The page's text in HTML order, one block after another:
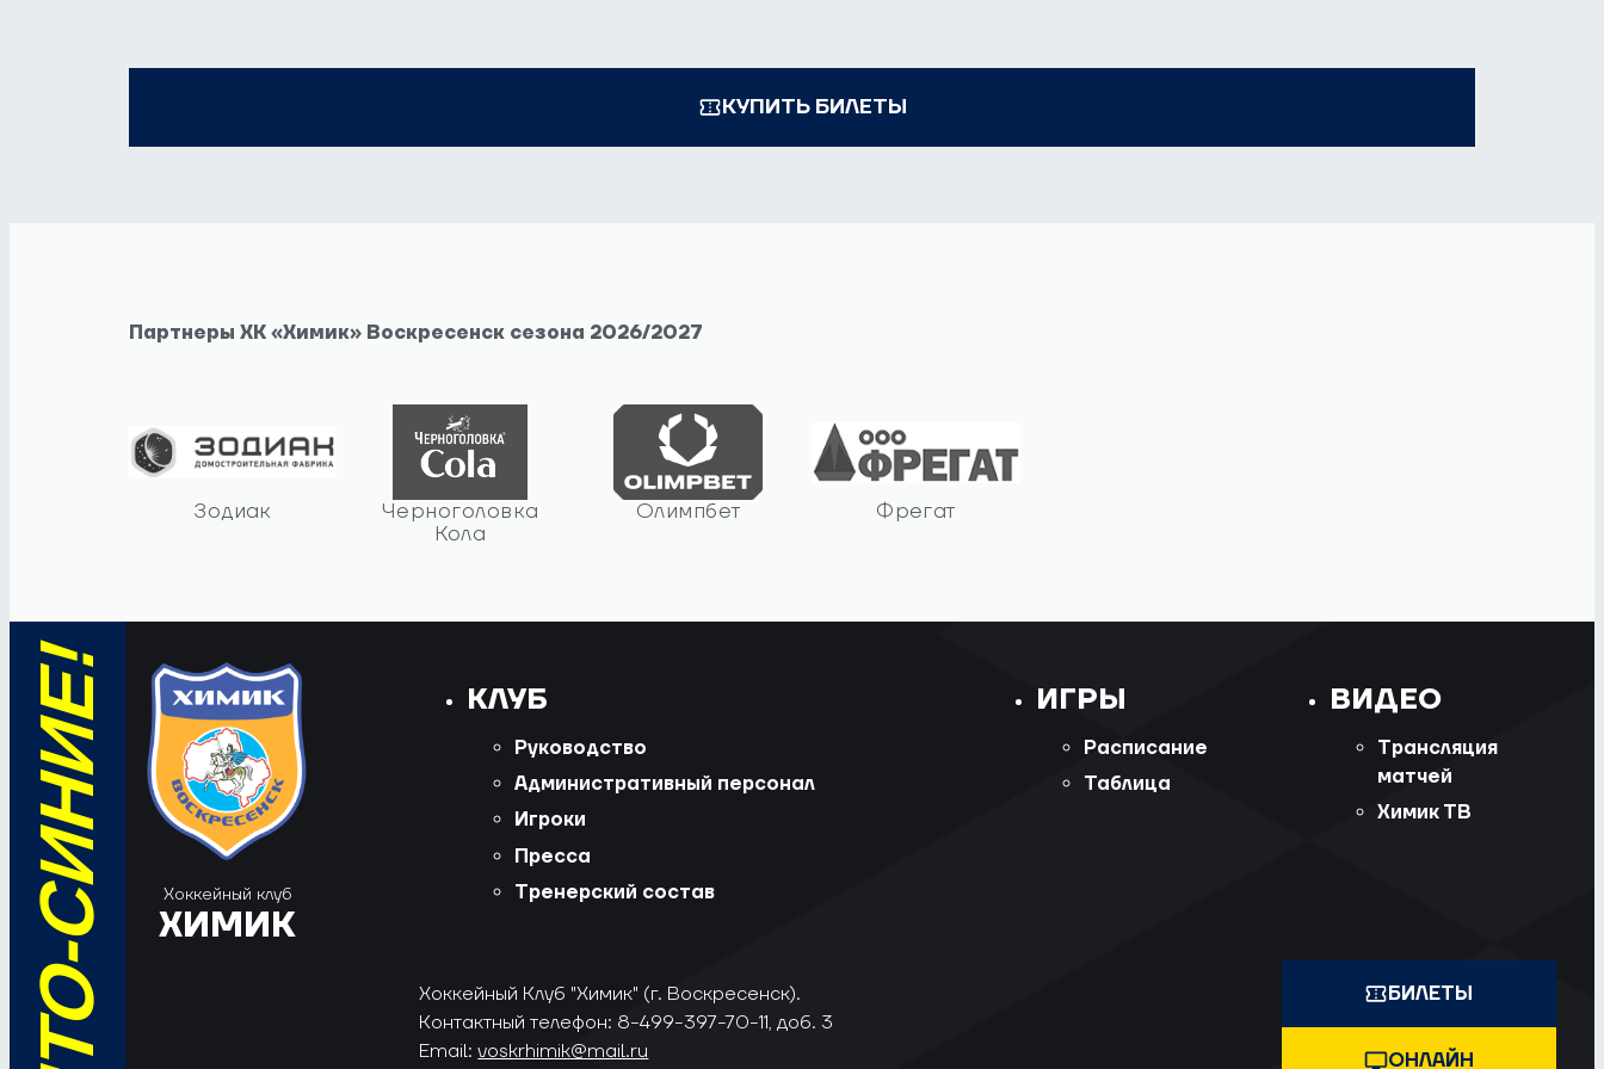
КУПИТЬ БИЛЕТЫ
Партнеры ХК «Химик» Воскресенск сезона 2026/2027
Зодиак
Черноголовка
Кола
Олимпбет Фрегат
Хоккейный клуб
ХИМИК
КЛУБ
Руководство
Административный персонал
Игроки
Пресса
Тренерский состав
ИГРЫ
Расписание
Таблица
ВИДЕО
Трансляция
матчей
Химик ТВ
Хоккейный Клуб "Химик" (г. Воскресенск).
Контактный телефон: 8-499-397-70-11, доб. 3
Email:voskrhimik@mail.ru
БИЛЕТЫ
ОНЛАЙН